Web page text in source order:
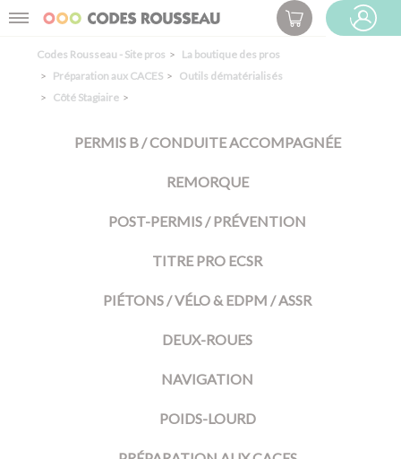
Menu
Codes Rousseau - Site pros
La boutique des pros
Préparation aux CACES
Outils dématérialisés
Côté Stagiaire
PERMIS B / CONDUITE ACCOMPAGNÉE
REMORQUE
POST-PERMIS / PRÉVENTION
TITRE PRO ECSR
PIÉTONS / VÉLO & EDPM / ASSR
DEUX-ROUES
NAVIGATION
POIDS-LOURD
Panneau de gestion des cookies